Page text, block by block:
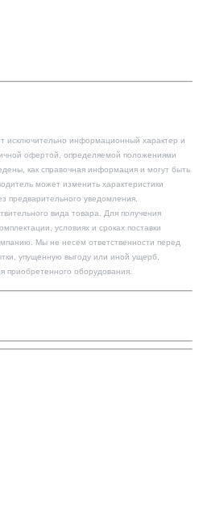
исключительно информационный характер и
офертой, определяемой положениями
как справочная информация и могут быть
может изменить характеристики
предварительного уведомления.
вида товара. Для получения
условиях и сроках поставки
Мы не несем ответственности перед
упущенную выгоду или иной ущерб,
приобретенного оборудования.